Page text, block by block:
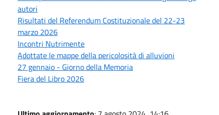
autori
Risultati del Referendum Costituzionale del 22-23
marzo 2026
Incontri Nutrimente
Adottate le mappe della pericolosità di alluvioni
27 gennaio - Giorno della Memoria
Fiera del Libro 2026